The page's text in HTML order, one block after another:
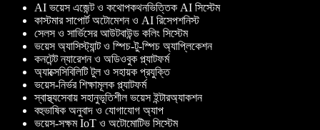
AI ভয়েস এজেন্ট ও কথোপকথনভিত্তিক AI সিস্টেম
কাস্টমার সাপোর্ট অটোমেশন ও AI রিসেপশনিস্ট
সেলস ও সার্ভিসের আউটবাউন্ড কলিং সিস্টেম
ভয়েস অ্যাসিস্ট্যান্ট ও স্পিচ-টু-স্পিচ অ্যাপ্লিকেশন
কনটেন্ট ন্যারেশন ও অডিওবুক প্ল্যাটফর্ম
অ্যাক্সেসিবিলিটি টুল ও সহায়ক প্রযুক্তি
ভয়েস-নির্ভর শিক্ষামূলক প্ল্যাটফর্ম
স্বাস্থ্যসেবায় সহানুভূতিশীল ভয়েস ইন্টারঅ্যাকশন
বহুভাষিক অনুবাদ ও যোগাযোগ অ্যাপ
ভয়েস-সক্ষম IoT ও অটোমোটিভ সিস্টেম